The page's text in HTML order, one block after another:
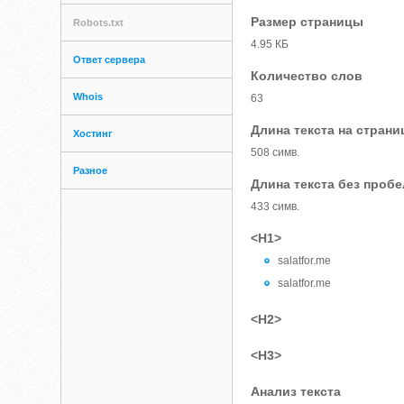
Robots.txt
Ответ сервера
Whois
Хостинг
Разное
Размер страницы
4.95 КБ
Количество слов
63
Длина текста на
508 симв.
Длина текста без
433 симв.
<H1>
salatfor.me
salatfor.me
<H2>
<H3>
Анализ текста